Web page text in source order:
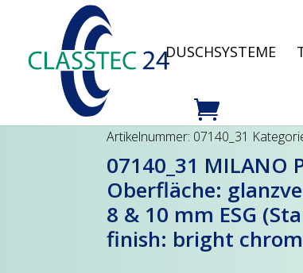
DUSCHSYSTEME
Artikelnummer: 07140_31
07140_31 MILANO
Oberfläche:
8 & 10 mm ESG
finish: bright